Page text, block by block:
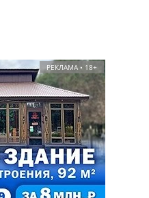
РЕКЛАМА • 18+